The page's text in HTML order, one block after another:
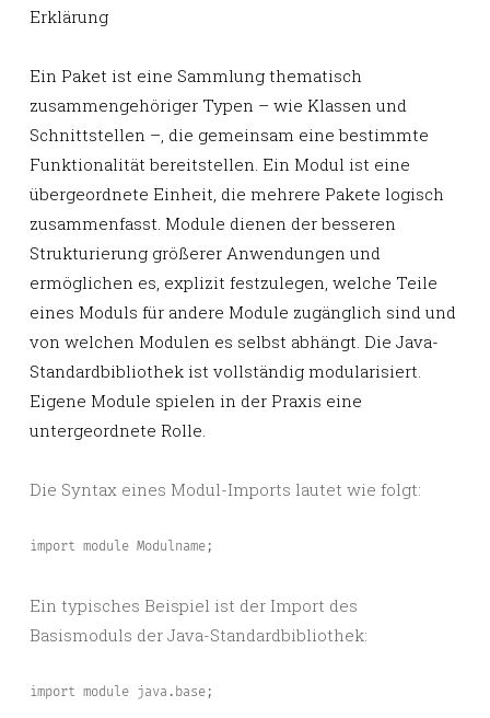
Erklärung
Ein Paket ist eine Sammlung thematisch
zusammengehöriger Typen – wie Klassen und
Schnittstellen –, die gemeinsam eine bestimmte
Funktionalität bereitstellen. Ein Modul ist eine
übergeordnete Einheit, die mehrere Pakete logisch
zusammenfasst. Module dienen der besseren
Strukturierung größerer Anwendungen und
ermöglichen es, explizit festzulegen, welche Teile
eines Moduls für andere Module zugänglich sind und
von welchen Modulen es selbst abhängt. Die Java-
Standardbibliothek ist vollständig modularisiert.
Eigene Module spielen in der Praxis eine
untergeordnete Rolle.
Die Syntax eines Modul-Imports lautet wie folgt:
import module Modulname;
Ein typisches Beispiel ist der Import des
Basismoduls der Java-Standardbibliothek:
import module java.base;